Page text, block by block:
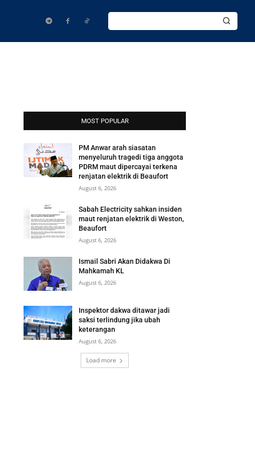
MOST POPULAR
PM Anwar arah siasatan
menyeluruh tragedi tiga anggota
PDRM maut dipercayai terkena
renjatan elektrik di Beaufort
August 6, 2026
Sabah Electricity sahkan insiden
maut renjatan elektrik di Weston,
Beaufort
August 6, 2026
Ismail Sabri Akan Didakwa Di
Mahkamah KL
August 6, 2026
Inspektor dakwa ditawar jadi
saksi terlindung jika ubah
keterangan
August 6, 2026
Load more